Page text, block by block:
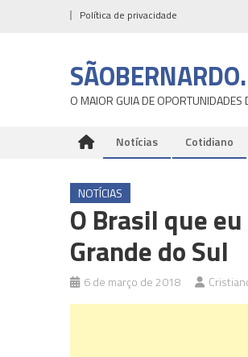
Política de privacidade
O MAIOR GUIA DE OPORTUNIDADES
Notícias Cotidiano
NOTÍCIAS
O Brasil que
Grande do Sul
6 de março de 2018